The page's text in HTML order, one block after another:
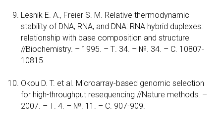
Lesnik E. A., Freier S. M. Relative thermodynamic
stability of DNA, RNA, and DNA: RNA hybrid duplexes:
relationship with base composition and structure
//Biochemistry. – 1995. – Т. 34. – №. 34. – С. 10807-
10815.
Okou D. T. et al. Microarray-based genomic selection
for high-throughput resequencing //Nature methods. –
2007. – Т. 4. – №. 11. – С. 907-909.